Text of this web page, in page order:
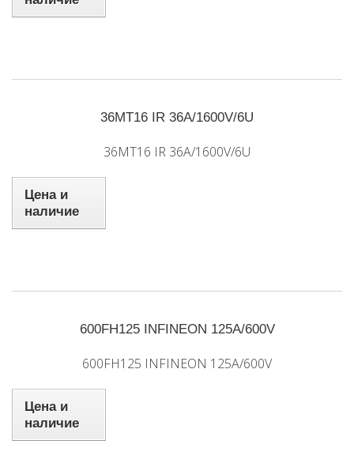
36MT16 IR 36A/1600V/6U
36MT16 IR 36A/1600V/6U
Цена и
наличие
600FH125 INFINEON 125A/600V
600FH125 INFINEON 125A/600V
Цена и
наличие